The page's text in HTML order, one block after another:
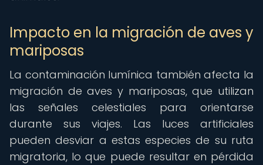
Impacto en la migración de aves y
mariposas
La contaminación lumínica también afecta la
migración de aves y mariposas, que utilizan
las señales celestiales para orientarse
durante sus viajes. Las luces artificiales
pueden desviar a estas especies de su ruta
migratoria, lo que puede resultar en pérdida